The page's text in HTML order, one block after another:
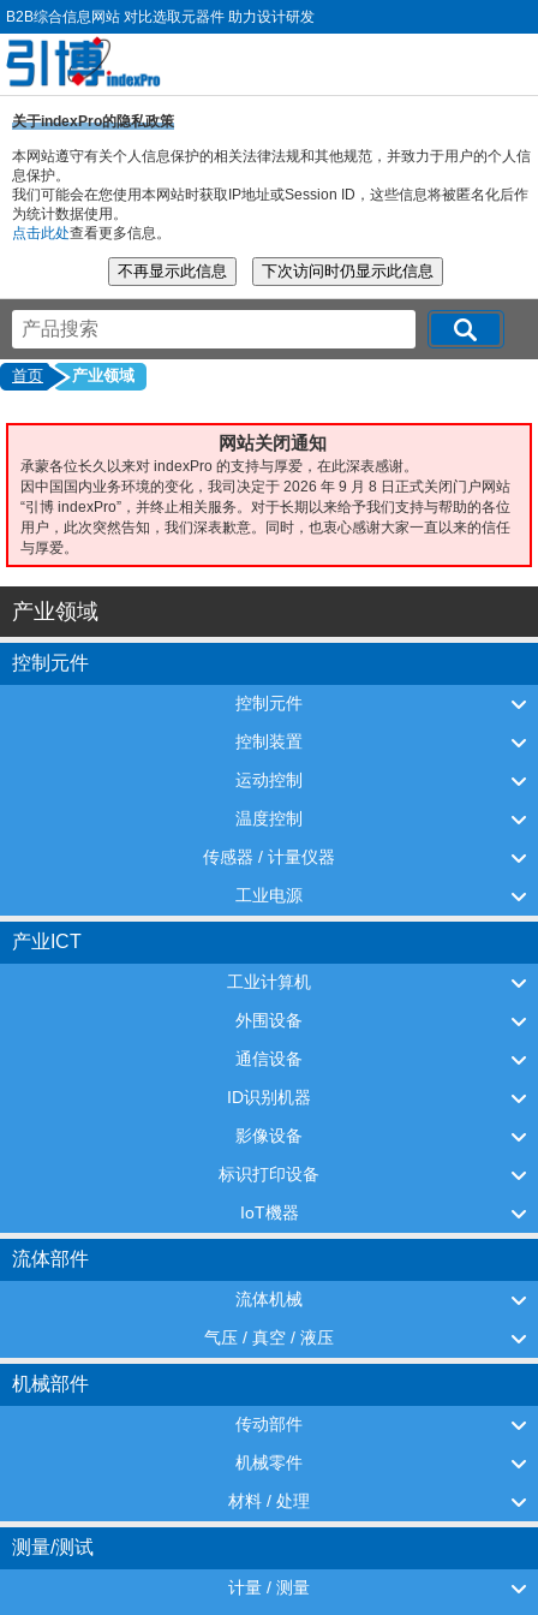
B2B综合信息网站 对比选取元器件 助力设计研发
关于indexPro的隐私政策
本网站遵守有关个人信息保护的相关法律法规和其他规范，并致力于用户的个人信
息保护。
我们可能会在您使用本网站时获取IP地址或Session ID，这些信息将被匿名化后作
为统计数据使用。
点击此处查看更多信息。
首页 产业领域
网站关闭通知
承蒙各位长久以来对 indexPro 的支持与厚爱，在此深表感谢。
因中国国内业务环境的变化，我司决定于 2026 年 9 月 8 日正式关闭门户网站
“引博 indexPro”，并终止相关服务。对于长期以来给予我们支持与帮助的各位
用户，此次突然告知，我们深表歉意。同时，也衷心感谢大家一直以来的信任
与厚爱。
产业领域
控制元件
控制元件
控制装置
运动控制
温度控制
传感器 / 计量仪器
工业电源
产业ICT
工业计算机
外围设备
通信设备
ID识别机器
影像设备
标识打印设备
IoT機器
流体部件
流体机械
气压 / 真空 / 液压
机械部件
传动部件
机械零件
材料 / 处理
测量/测试
计量 / 测量